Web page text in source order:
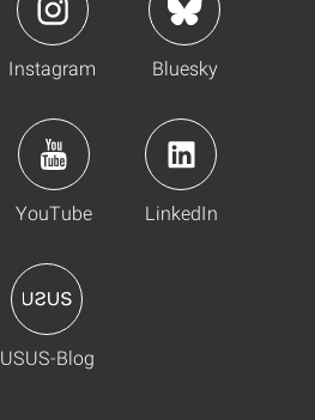
Instagram Bluesky
YouTube LinkedIn
USUS-Blog